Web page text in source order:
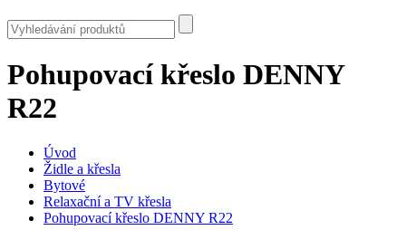
Pohupovací křeslo DENNY
R22
Úvod
Židle a křesla
Bytové
Relaxační a TV křesla
Pohupovací křeslo DENNY R22